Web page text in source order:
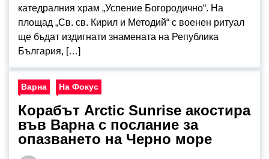
катедралния храм „Успение Богородично“. На
площад „Св. св. Кирил и Методий“ с военен ритуал
ще бъдат издигнати знамената на Република
България, […]
Варна На Фокус
Корабът Arctic Sunrise акостира
във Варна с послание за
опазването на Черно море